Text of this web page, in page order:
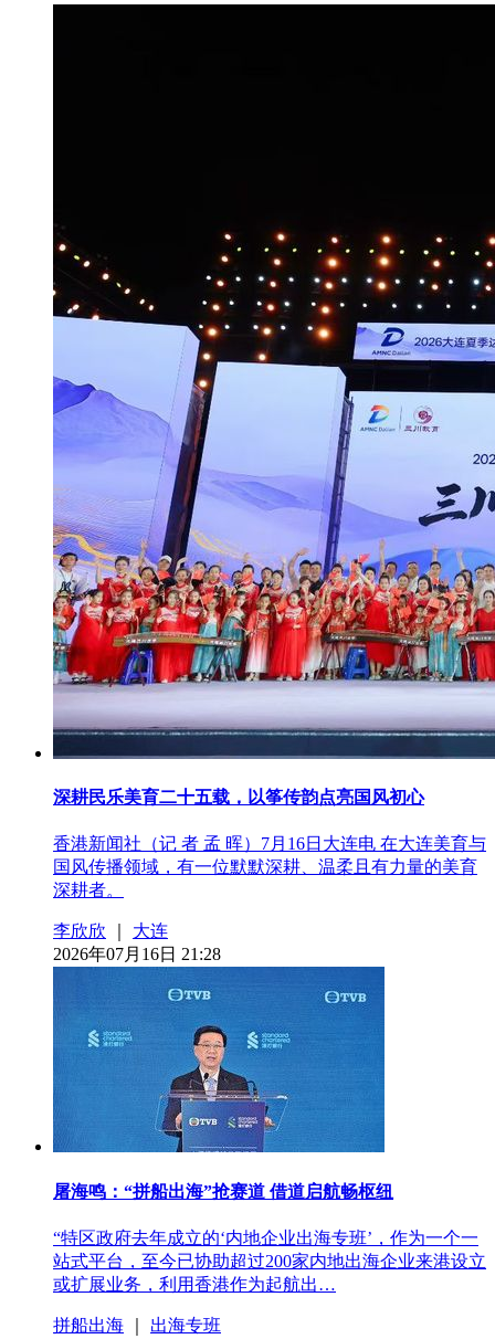
深耕民乐美育二十五载，以筝传韵点亮国风初心
香港新闻社（记 者 孟 晖）7月16日大连电 在大连美育与
国风传播领域，有一位默默深耕、温柔且有力量的美育
深耕者。
李欣欣
大连
2026年07月16日 21:28
屠海鸣：“拼船出海”抢赛道 借道启航畅枢纽
“特区政府去年成立的‘内地企业出海专班’，作为一个一
站式平台，至今已协助超过200家内地出海企业来港设立
或扩展业务，利用香港作为起航出…
拼船出海
出海专班